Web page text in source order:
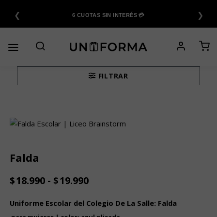
contenido
❮ 6 CUOTAS SIN INTERÉS 💳 ❯
FILTRAR
Falda
$18.990 - $19.990Rango
precios:
desde
Uniforme Escolar del Colegio De La Salle: Falda